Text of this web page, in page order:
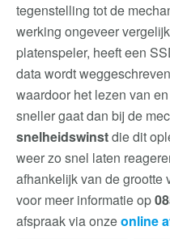
tegenstelling tot de
werking ongeveer
platenspeler, heeft een
data wordt
waardoor het lezen van
sneller gaat dan bij de
snelheidswinstdie dit
weer zo snel laten
afhankelijk van de grootte
voor meer informatie op
afspraak via onzeonline